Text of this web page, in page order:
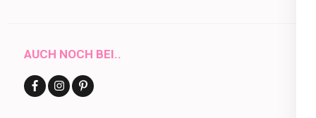
AUCH NOCH BEI..